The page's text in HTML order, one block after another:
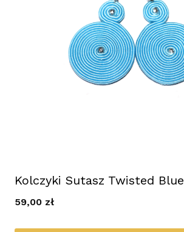
Kolczyki Sutasz Twisted Blue
59,00 zł